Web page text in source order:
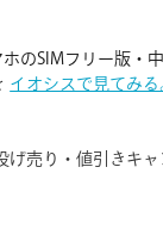
のSIMフリー版・
イオシスで見てみる
げ売り・値引きキ